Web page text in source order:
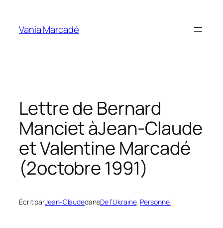
contenu
Vania Marcadé
Lettre de Bernard
Manciet àJean-Claude
et Valentine Marcadé
(2octobre 1991)
Écrit parJean-ClaudedansDe l’Ukraine, Personnel